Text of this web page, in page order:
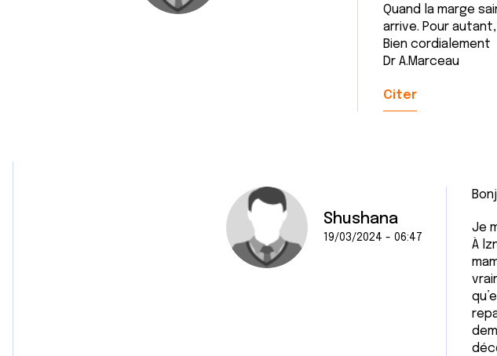
Quand la marge
arrive. Pour
Bien cordialement
Dr A.Marceau
Citer
Shushana
19/03/2024 - 06:47
Je
À